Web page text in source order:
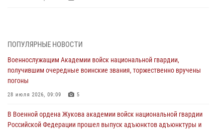
27 июля 2026, 14:49 7
Военная академия информирует!
23 июля 2026, 04:51
Курсант Военной академии войск национальной гвардии принял
22 июля 2026, 09:41
ПОПУЛЯРНЫЕ НОВОСТИ
Военнослужащим Академии войск национальной гвардии,
получившим очередные воинские звания, торжественно вручены
погоны
28 июля 2026, 09:09 5
В Военной ордена Жукова академии войск национальной гвардии
Российской Федерации прошел выпуск адъюнктов адъюнктуры и